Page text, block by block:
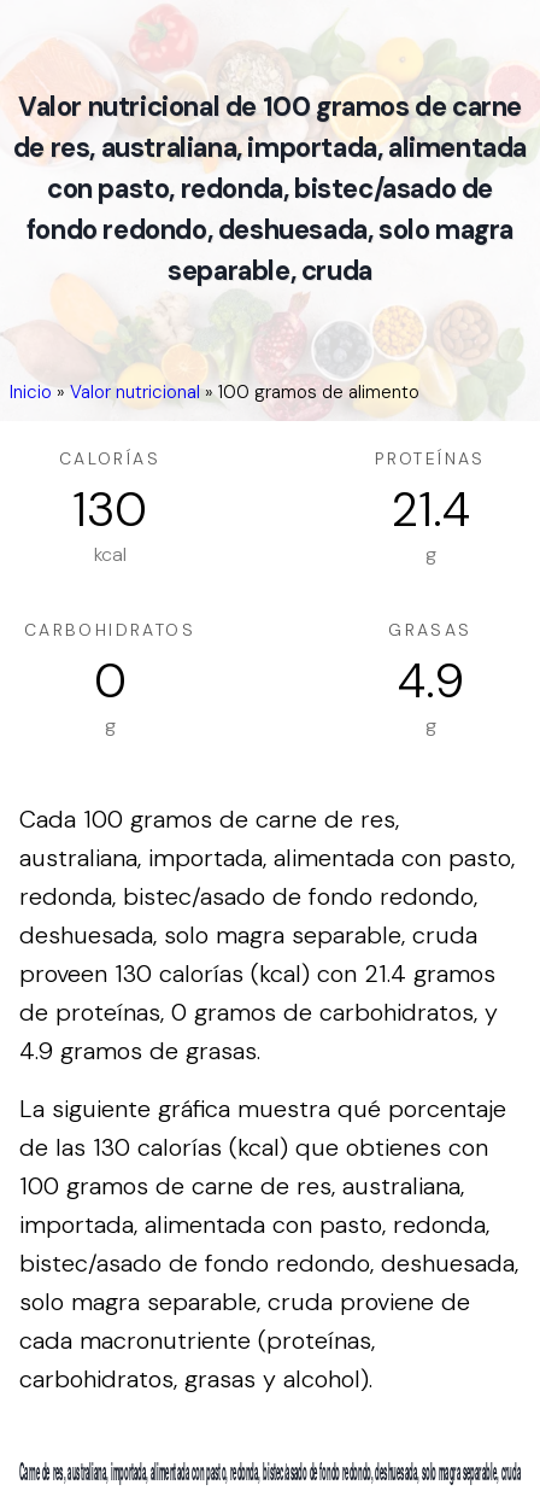
Valor nutricional de 100 gramos de carne
de res, australiana, importada, alimentada
con pasto, redonda, bistec/asado de
fondo redondo, deshuesada, solo magra
separable, cruda
Inicio»Valor nutricional»100 gramos de alimento
CALORÍAS
130
kcal
PROTEÍNAS
21.4
g
CARBOHIDRATOS
0
g
GRASAS
4.9
g
Cada 100 gramos de carne de res,
australiana, importada, alimentada con pasto,
redonda, bistec/asado de fondo redondo,
deshuesada, solo magra separable, cruda
proveen 130 calorías (kcal) con 21.4 gramos
de proteínas, 0 gramos de carbohidratos, y
4.9 gramos de grasas.
La siguiente gráfica muestra qué porcentaje
de las 130 calorías (kcal) que obtienes con
100 gramos de carne de res, australiana,
importada, alimentada con pasto, redonda,
bistec/asado de fondo redondo, deshuesada,
solo magra separable, cruda proviene de
cada macronutriente (proteínas,
carbohidratos, grasas y alcohol).